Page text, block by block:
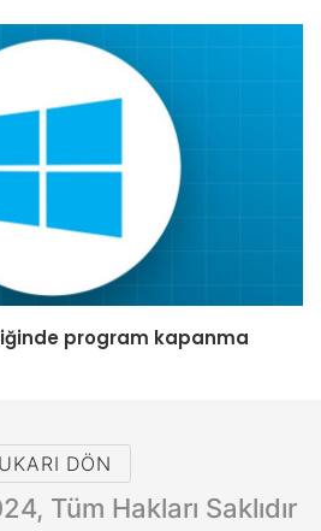
program kapanma
DÖN
Tüm Hakları Saklıdır